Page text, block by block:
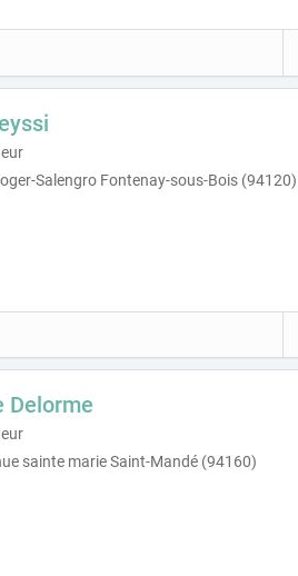
Salengro Fontenay-sous-Bois (94120)
Delorme
sainte marie Saint-Mandé (94160)